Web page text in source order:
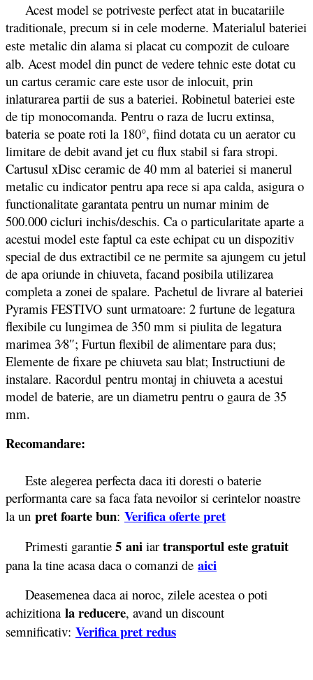
Acest model se potriveste perfect atat in bucatariile
traditionale, precum si in cele moderne. Materialul bateriei
este metalic din alama si placat cu compozit de culoare
alb. Acest model din punct de vedere tehnic este dotat cu
un cartus ceramic care este usor de inlocuit, prin
inlaturarea partii de sus a bateriei. Robinetul bateriei este
de tip monocomanda. Pentru o raza de lucru extinsa,
bateria se poate roti la 180°, fiind dotata cu un aerator cu
limitare de debit avand jet cu flux stabil si fara stropi.
Cartusul xDisc ceramic de 40 mm al bateriei si manerul
metalic cu indicator pentru apa rece si apa calda, asigura o
functionalitate garantata pentru un numar minim de
500.000 cicluri inchis/deschis. Ca o particularitate aparte a
acestui model este faptul ca este echipat cu un dispozitiv
special de dus extractibil ce ne permite sa ajungem cu jetul
de apa oriunde in chiuveta, facand posibila utilizarea
completa a zonei de spalare. Pachetul de livrare al bateriei
Pyramis FESTIVO sunt urmatoare: 2 furtune de legatura
flexibile cu lungimea de 350 mm si piulita de legatura
marimea 3⁄8″; Furtun flexibil de alimentare para dus;
Elemente de fixare pe chiuveta sau blat; Instructiuni de
instalare. Racordul pentru montaj in chiuveta a acestui
model de baterie, are un diametru pentru o gaura de 35
mm.
Recomandare:
Este alegerea perfecta daca iti doresti o baterie
performanta care sa faca fata nevoilor si cerintelor noastre
la un pret foarte bun: Verifica oferte pret
Primesti garantie 5 ani iar transportul este gratuit
pana la tine acasa daca o comanzi de aici
Deasemenea daca ai noroc, zilele acestea o poti
achizitiona la reducere, avand un discount
semnificativ: Verifica pret redus